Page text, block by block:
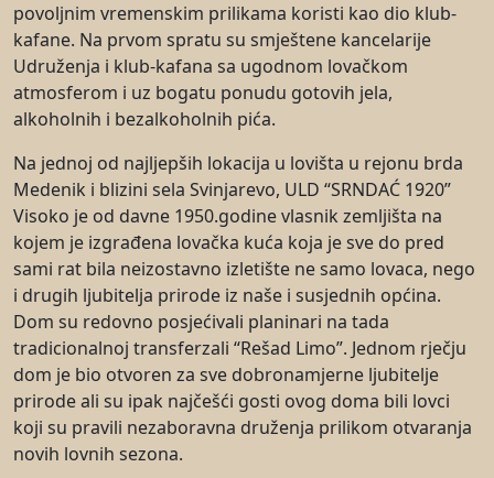
povoljnim vremenskim prilikama koristi kao dio klub-
kafane. Na prvom spratu su smještene kancelarije
Udruženja i klub-kafana sa ugodnom lovačkom
atmosferom i uz bogatu ponudu gotovih jela,
alkoholnih i bezalkoholnih pića.
Na jednoj od najljepših lokacija u lovišta u rejonu brda
Medenik i blizini sela Svinjarevo, ULD “SRNDAĆ 1920”
Visoko je od davne 1950.godine vlasnik zemljišta na
kojem je izgrađena lovačka kuća koja je sve do pred
sami rat bila neizostavno izletište ne samo lovaca, nego
i drugih ljubitelja prirode iz naše i susjednih općina.
Dom su redovno posjećivali planinari na tada
tradicionalnoj transferzali “Rešad Limo”. Jednom rječju
dom je bio otvoren za sve dobronamjerne ljubitelje
prirode ali su ipak najčešći gosti ovog doma bili lovci
koji su pravili nezaboravna druženja prilikom otvaranja
novih lovnih sezona.